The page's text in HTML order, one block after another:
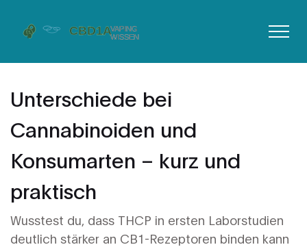
Unterschiede bei
Cannabinoiden und
Konsumarten – kurz und
praktisch
Wusstest du, dass THCP in ersten Laborstudien
deutlich stärker an CB1-Rezeptoren binden kann